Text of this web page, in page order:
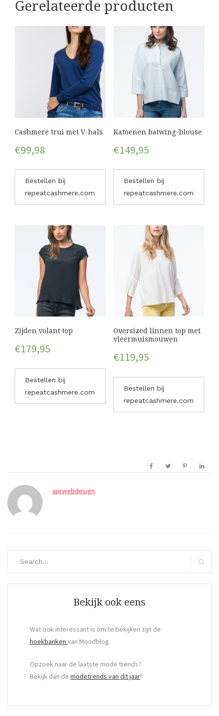
Gerelateerde producten
Cashmere trui met V-hals
€99,98
Bestellen bij
repeatcashmere.com
Katoenen batwing-blouse
€149,95
Bestellen bij
repeatcashmere.com
Zijden volant top
€179,95
Bestellen bij
repeatcashmere.com
Oversized linnen top met
vleermuismouwen
€119,95
Bestellen bij
repeatcashmere.com
aprwebdesign
Bekijk ook eens
Wat ook interessant is om te bekijken zijn de
hoekbanken van Moodblog.
Opzoek naar de laatste mode trends?
Bekijk dan de modetrends van dit jaar!